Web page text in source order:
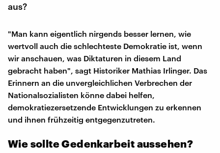
aus?
"Man kann eigentlich nirgends besser lernen, wie
wertvoll auch die schlechteste Demokratie ist, wenn
wir anschauen, was Diktaturen in diesem Land
gebracht haben", sagt Historiker Mathias Irlinger. Das
Erinnern an die unvergleichlichen Verbrechen der
Nationalsozialisten könne dabei helfen,
demokratiezersetzende Entwicklungen zu erkennen
und ihnen frühzeitig entgegenzutreten.
Wie sollte Gedenkarbeit aussehen?